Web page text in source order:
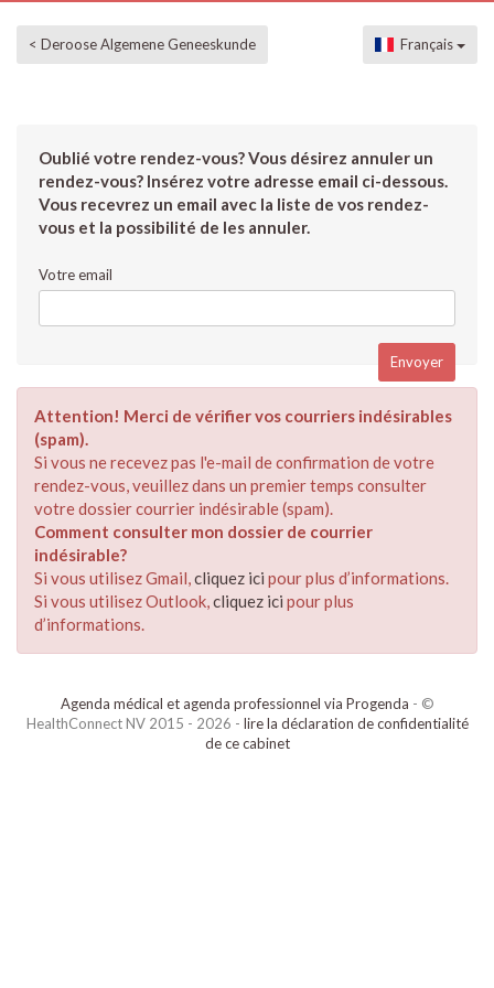
< Deroose Algemene Geneeskunde Français
Oublié votre rendez-vous? Vous désirez annuler un
rendez-vous? Insérez votre adresse email ci-dessous.
Vous recevrez un email avec la liste de vos rendez-
vous et la possibilité de les annuler.
Votre email
Attention! Merci de vérifier vos courriers indésirables
(spam).
Si vous ne recevez pas l'e-mail de confirmation de votre
rendez-vous, veuillez dans un premier temps consulter
votre dossier courrier indésirable (spam).
Comment consulter mon dossier de courrier
indésirable?
Si vous utilisez Gmail,cliquez ici pour plus d’informations.
Si vous utilisez Outlook,cliquez ici pour plus
d’informations.
Agenda médical et agenda professionnel via Progenda - ©
HealthConnect NV 2015 - 2026 - lire la déclaration de confidentialité
de ce cabinet